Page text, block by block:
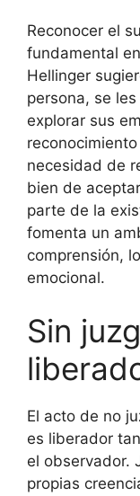
Reconocer el
fundamental
Hellinger
persona, se
explorar sus
necesidad de
bien de
parte de la
fomenta un
comprensión,
emocional.
Sin
El acto de no
es liberador
el observador.
propias